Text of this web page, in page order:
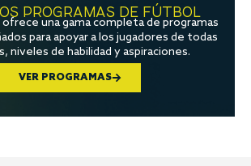
PROGRAMAS DE FÚTBOL
ofrece una gama completa de programas
para apoyar a los jugadores de todas
niveles de habilidad y aspiraciones.
VER PROGRAMAS